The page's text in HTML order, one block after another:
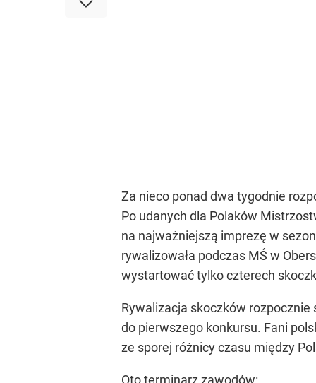
Za nieco ponad dwa tygodnie
Po udanych dla Polaków
na najważniejszą imprezę w
rywalizowała podczas MŚ w
wystartować tylko czterech
Rywalizacja skoczków
do pierwszego konkursu. Fani
ze sporej różnicy czasu między
Oto terminarz zawodów: